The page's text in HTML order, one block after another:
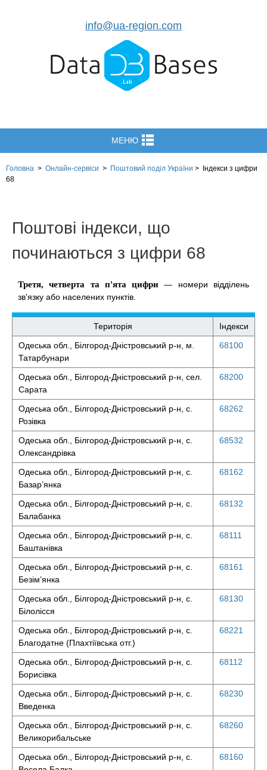
info@ua-region.com
МЕНЮ
Головна > Онлайн-сервіси > Поштовий поділ України >
Індекси з цифри
68
Поштові індекси, що
починаються з цифри 68
Третя, четверта та п'ята цифри — номери відділень
зв'язку або населених пунктів.
Територія
Індекси
Одеська обл., Білгород-Дністровський р-н, м.
Татарбунари
68100
Одеська обл., Білгород-Дністровський р-н, сел.
Сарата
68200
Одеська обл., Білгород-Дністровський р-н, с.
Розівка
68262
Одеська обл., Білгород-Дністровський р-н, с.
Олександрівка
68532
Одеська обл., Білгород-Дністровський р-н, с.
Базар’янка
68162
Одеська обл., Білгород-Дністровський р-н, с.
Балабанка
68132
Одеська обл., Білгород-Дністровський р-н, с.
Баштанівка
68111
Одеська обл., Білгород-Дністровський р-н, с.
Безім’янка
68161
Одеська обл., Білгород-Дністровський р-н, с.
Білолісся
68130
Одеська обл., Білгород-Дністровський р-н, с.
Благодатне (Плахтіївська отг.)
68221
Одеська обл., Білгород-Дністровський р-н, с.
Борисівка
68112
Одеська обл., Білгород-Дністровський р-н, с.
Введенка
68230
Одеська обл., Білгород-Дністровський р-н, с.
Великорибальське
68260
Одеська обл., Білгород-Дністровський р-н, с.
68160